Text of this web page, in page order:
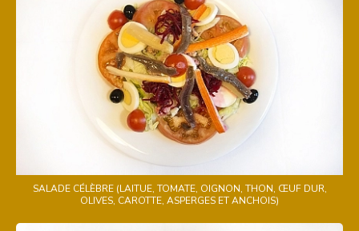
SALADE CÉLÈBRE (LAITUE, TOMATE, OIGNON, THON, ŒUF DUR,
OLIVES, CAROTTE, ASPERGES ET ANCHOIS)